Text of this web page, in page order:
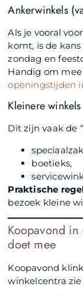
Ankerwinkels
Als je vooral
komt, is de
zondag en
Handig om
openingstijden
Kleinere
Dit zijn vaak de
boetieks,
Praktische
bezoek kleine
Koopavond
doet mee
Koopavond
winkelcentra zie